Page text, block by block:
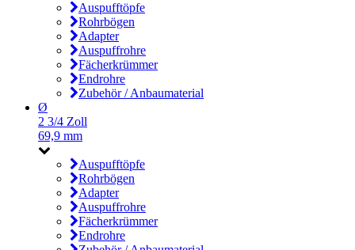
Auspufftöpfe
Rohrbögen
Adapter
Auspuffrohre
Fächerkrümmer
Endrohre
Zubehör / Anbaumaterial
Ø
2 3/4 Zoll
69,9 mm
Auspufftöpfe
Rohrbögen
Adapter
Auspuffrohre
Fächerkrümmer
Endrohre